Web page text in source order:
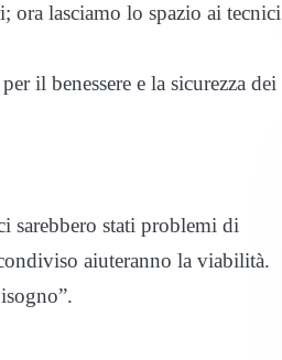
lasciamo lo spazio ai tecnici
il benessere e la sicurezza dei
sarebbero stati problemi di
aiuteranno la viabilità.